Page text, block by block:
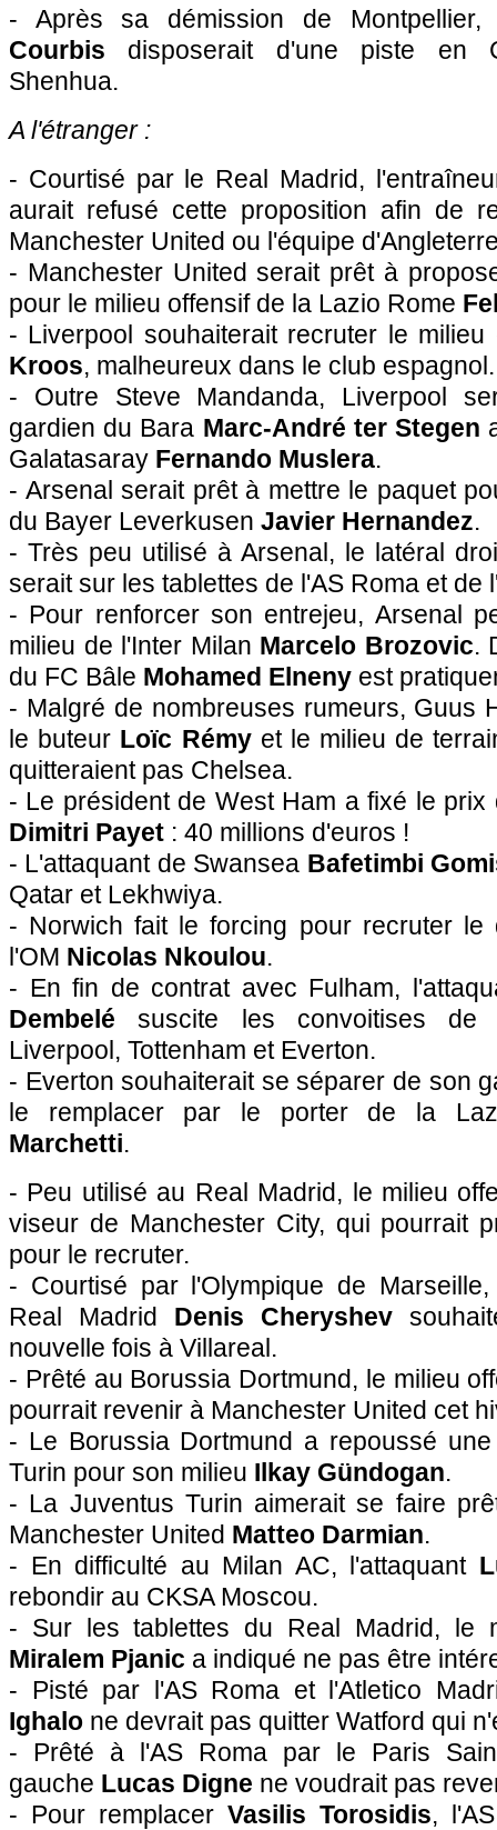
- Après sa démission de
Courbis disposerait d'une piste en
Shenhua.
A l'étranger :
- Courtisé par le Real Madrid,
aurait refusé cette proposition afin de
Manchester United ou l'équipe
- Manchester United serait prêt à
pour le milieu offensif de la Lazio Rome
- Liverpool souhaiterait recruter le
Kroos, malheureux dans le club espagnol.
- Outre Steve Mandanda, Liverpool
gardien du Bara Marc-André ter Stegen
Galatasaray Fernando Muslera.
- Arsenal serait prêt à mettre le paquet
du Bayer Leverkusen Javier Hernandez.
- Très peu utilisé à Arsenal, le latéral
serait sur les tablettes de l'AS Roma et de
- Pour renforcer son entrejeu, Arsenal
milieu de l'Inter Milan Marcelo Brozovic.
du FC Bâle Mohamed Elneny est
- Malgré de nombreuses rumeurs, Guus
le buteur Loïc Rémyet le milieu de
quitteraient pas Chelsea.
- Le président de West Ham a fixé le prix
Dimitri Payet : 40 millions d'euros !
- L'attaquant de Swansea Bafetimbi
Qatar et Lekhwiya.
- Norwich fait le forcing pour recruter le
l'OM Nicolas Nkoulou.
- En fin de contrat avec Fulham,
Dembelésuscite les convoitises de
Liverpool, Tottenham et Everton.
- Everton souhaiterait se séparer de son
le remplacer par le porter de la
Marchetti.
- Peu utilisé au Real Madrid, le milieu
viseur de Manchester City, qui pourrait
pour le recruter.
- Courtisé par l'Olympique de
Real Madrid Denis Cheryshev
nouvelle fois à Villareal.
- Prêté au Borussia Dortmund, le milieu
pourrait revenir à Manchester United cet
- Le Borussia Dortmund a repoussé
Turin pour son milieu Ilkay Gündogan.
- La Juventus Turin aimerait se faire
Manchester United Matteo Darmian.
- En difficulté au Milan AC, l'attaquant
rebondir au CKSA Moscou.
- Sur les tablettes du Real Madrid, le
Miralem Pjanic a indiqué ne pas être
- Pisté par l'AS Roma et l'Atletico
Ighalo ne devrait pas quitter Watford qui
- Prêté à l'AS Roma par le Paris
gauche Lucas Digne ne voudrait pas
- Pour remplacer Vasilis Torosidis,